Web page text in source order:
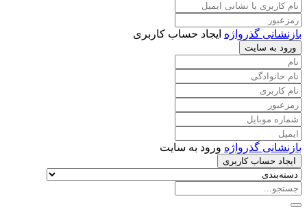
بازنشانی گذرواژه ایجاد حساب کاربری
ورود به سایت
بازنشانی گذرواژه ورود به سایت
ایجاد حساب کاربری